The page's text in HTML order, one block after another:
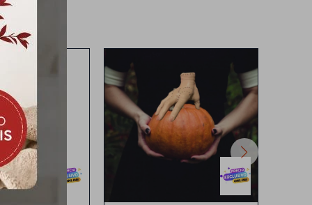
de momia
150 x 58cm